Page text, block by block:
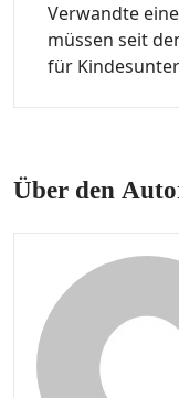
Verwandte
müssen seit
für
Über den